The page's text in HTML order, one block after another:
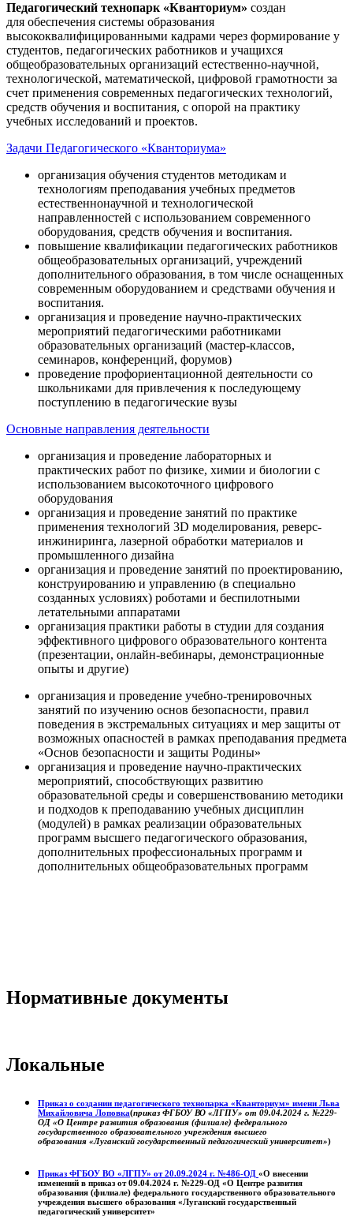
Педагогический технопарк «Кванториум» создан
для обеспечения системы образования
высококвалифицированными кадрами через формирование у
студентов, педагогических работников и учащихся
общеобразовательных организаций естественно-научной,
технологической, математической, цифровой грамотности за
счет применения современных педагогических технологий,
средств обучения и воспитания, с опорой на практику
учебных исследований и проектов.
Задачи Педагогического «Кванториума»
организация обучения студентов методикам и
технологиям преподавания учебных предметов
естественнонаучной и технологической
направленностей с использованием современного
оборудования, средств обучения и воспитания.
повышение квалификации педагогических работников
общеобразовательных организаций, учреждений
дополнительного образования, в том числе оснащенных
современным оборудованием и средствами обучения и
воспитания.
организация и проведение научно-практических
мероприятий педагогическими работниками
образовательных организаций (мастер-классов,
семинаров, конференций, форумов)
проведение профориентационной деятельности со
школьниками для привлечения к последующему
поступлению в педагогические вузы
Основные направления деятельности
организация и проведение лабораторных и
практических работ по физике, химии и биологии с
использованием высокоточного цифрового
оборудования
организация и проведение занятий по практике
применения технологий 3D моделирования, реверс-
инжиниринга, лазерной обработки материалов и
промышленного дизайна
организация и проведение занятий по проектированию,
конструированию и управлению (в специально
созданных условиях) роботами и беспилотными
летательными аппаратами
организация практики работы в студии для создания
эффективного цифрового образовательного контента
(презентации, онлайн-вебинары, демонстрационные
опыты и другие)
организация и проведение учебно-тренировочных
занятий по изучению основ безопасности, правил
поведения в экстремальных ситуациях и мер защиты от
возможных опасностей в рамках преподавания предмета
«Основ безопасности и защиты Родины»
организация и проведение научно-практических
мероприятий, способствующих развитию
образовательной среды и совершенствованию методики
и подходов к преподаванию учебных дисциплин
(модулей) в рамках реализации образовательных
программ высшего педагогического образования,
дополнительных профессиональных программ и
дополнительных общеобразовательных программ
Нормативные документы
Локальные
Приказ о создании педагогического технопарка «Кванториум» имени Льва
Михайловича Лоповка(приказ ФГБОУ ВО «ЛГПУ» от 09.04.2024 г. №229-
ОД «О Центре развития образования (филиале) федерального
государственного образовательного учреждения высшего
образования «Луганский государственный педагогический университет»)
Приказ ФГБОУ ВО «ЛГПУ» от 20.09.2024 г. №486-ОД «О внесении
изменений в приказ от 09.04.2024 г. №229-ОД «О Центре развития
образования (филиале) федерального государственного образовательного
учреждения высшего образования «Луганский государственный
педагогический университет»